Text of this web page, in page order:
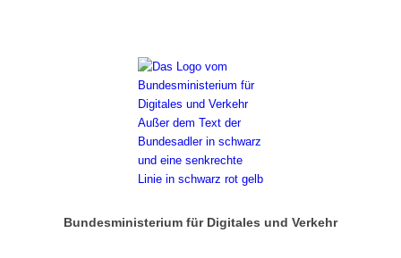
Bundesministerium für Digitales und Verkehr